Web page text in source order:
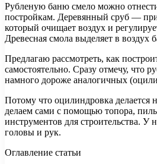
Рубленую баню смело можно
постройкам. Деревянный сруб —
который очищает воздух и
Древесная смола выделяет в воздух
Предлагаю рассмотреть, как
самостоятельно. Сразу отмечу, что
намного дороже аналогичных
Потому что оцилиндровка делается
делаем сами с помощью топора,
инструментов для строительства. У
головы и рук.
Оглавление статьи